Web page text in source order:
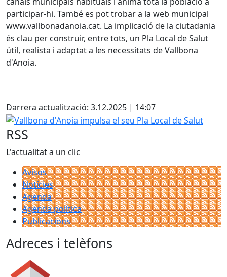
participar-hi. També es pot trobar a la web municipal
www.vallbonadanoia.cat. La implicació de la ciutadania
és clau per construir, entre tots, un Pla Local de Salut
útil, realista i adaptat a les necessitats de Vallbona
d'Anoia.
Darrera actualització: 3.12.2025 | 14:07
Vallbona d'Anoia impulsa el seu Pla Local de Salut
RSS
L'actualitat a un clic
Avisos
Notícies
Agenda
Agenda política
Publicacions
Adreces i telèfons